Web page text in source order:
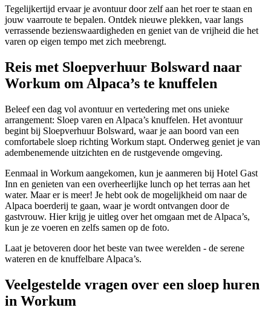
Tegelijkertijd ervaar je avontuur door zelf aan het roer te staan en
jouw vaarroute te bepalen. Ontdek nieuwe plekken, vaar langs
verrassende bezienswaardigheden en geniet van de vrijheid die het
varen op eigen tempo met zich meebrengt.
Reis met Sloepverhuur Bolsward naar
Workum om Alpaca’s te knuffelen
Beleef een dag vol avontuur en vertedering met ons unieke
arrangement: Sloep varen en Alpaca’s knuffelen. Het avontuur
begint bij Sloepverhuur Bolsward, waar je aan boord van een
comfortabele sloep richting Workum stapt. Onderweg geniet je van
adembenemende uitzichten en de rustgevende omgeving.
Eenmaal in Workum aangekomen, kun je aanmeren bij Hotel Gast
Inn en genieten van een overheerlijke lunch op het terras aan het
water. Maar er is meer! Je hebt ook de mogelijkheid om naar de
Alpaca boerderij te gaan, waar je wordt ontvangen door de
gastvrouw. Hier krijg je uitleg over het omgaan met de Alpaca’s,
kun je ze voeren en zelfs samen op de foto.
Laat je betoveren door het beste van twee werelden - de serene
wateren en de knuffelbare Alpaca’s.
Veelgestelde vragen over een sloep huren
in Workum